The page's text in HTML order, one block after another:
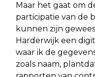
Maar het gaat om
participatie van de
kunnen zijn
Harderwijk een
waar ik de
zoals naam,